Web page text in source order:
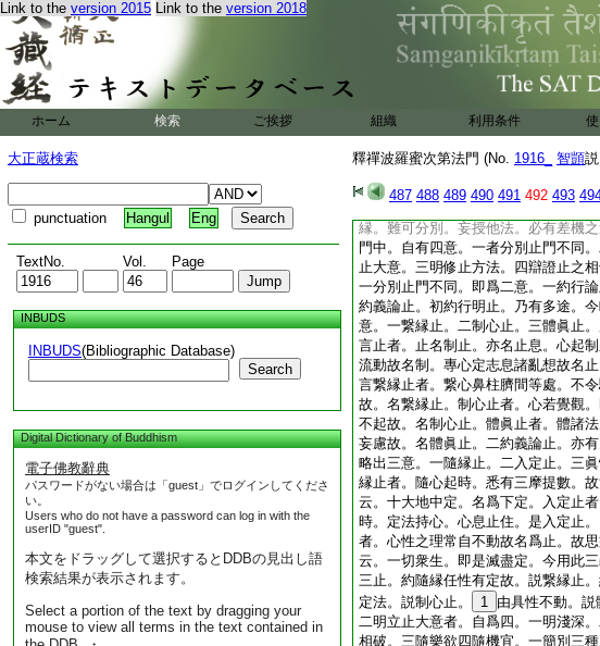
Link to the version 2015 Link to the version 2018
ホーム 検索 ご挨拶 組織 利用条件
大正蔵検索
punctuation Hangul Eng
TextNo. Vol. Page
INBUDS
INBUDS(Bibliographic Database)
Search
Digital Dictionary of Buddhism
電子佛教辭典
パスワードがない場合は「guest」でログインしてくださ
い。
Users who do not have a password can log in with the
userID "guest".
本文をドラッグして選択するとDDBの見出し語
検索結果が表示されます。
Select a portion of the text by dragging your
mouse to view all terms in the text contained in
釋禪波羅蜜次第法門 (No. 1916_ 智顗
487 488 489 490 491 492 493
師有二種。第一師者。已得道眼。觀
扶本習。善識對治。不如舍利弗爲二
法不知機故。金師之子。教不淨觀。
教令數息。違本所習法則不起。遂生邪
爲轉觀。即悟道迹。第二師者。無他
道眼。不識機根。其有來學坐者。唯
門。心在定故。即發善惡根性。若因靜
禪定。師即應教扶本而修。若都不發法
貪瞋癡等諸結使發。隨其多者。即教對
之遮道法滅。禪定則發。今止門爲先
縁。難可分別。妄授他法。必有差機
門中。自有四意。一者分別止門不同
止大意。三明修止方法。四辯證止之
一分別止門不同。即爲二意。一約行
約義論止。初約行明止。乃有多途。
意。一繋縁止。二制心止。三體眞止
言止者。止名制止。亦名止息。心起
流動故名制。專心定志息諸亂想故名
言繋縁止者。繋心鼻柱臍間等處。不
故。名繋縁止。制心止者。心若覺觀
不起故。名制心止。體眞止者。體諸
妄慮故。名體眞止。二約義論止。亦
略出三意。一隨縁止。二入定止。三
縁止者。隨心起時。悉有三摩提數。
云。十大地中定。名爲下定。入定止
時。定法持心。心息止住。是入定止
者。心性之理常自不動故名爲止。故
云。一切衆生。即是滅盡定。今用此
三止。約隨縁任性有定故。説繋縁止
定法。説制心止。
1 由具性不動。
二明立止大意者。自爲四。一明淺深
相破。三隨樂欲四隨機宜。一簡別三